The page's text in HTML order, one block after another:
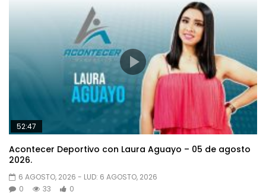
52:47
Acontecer Deportivo con Laura Aguayo – 05 de agosto
2026.
6 AGOSTO, 2026 - LUD: 6 AGOSTO, 2026
0
33 0